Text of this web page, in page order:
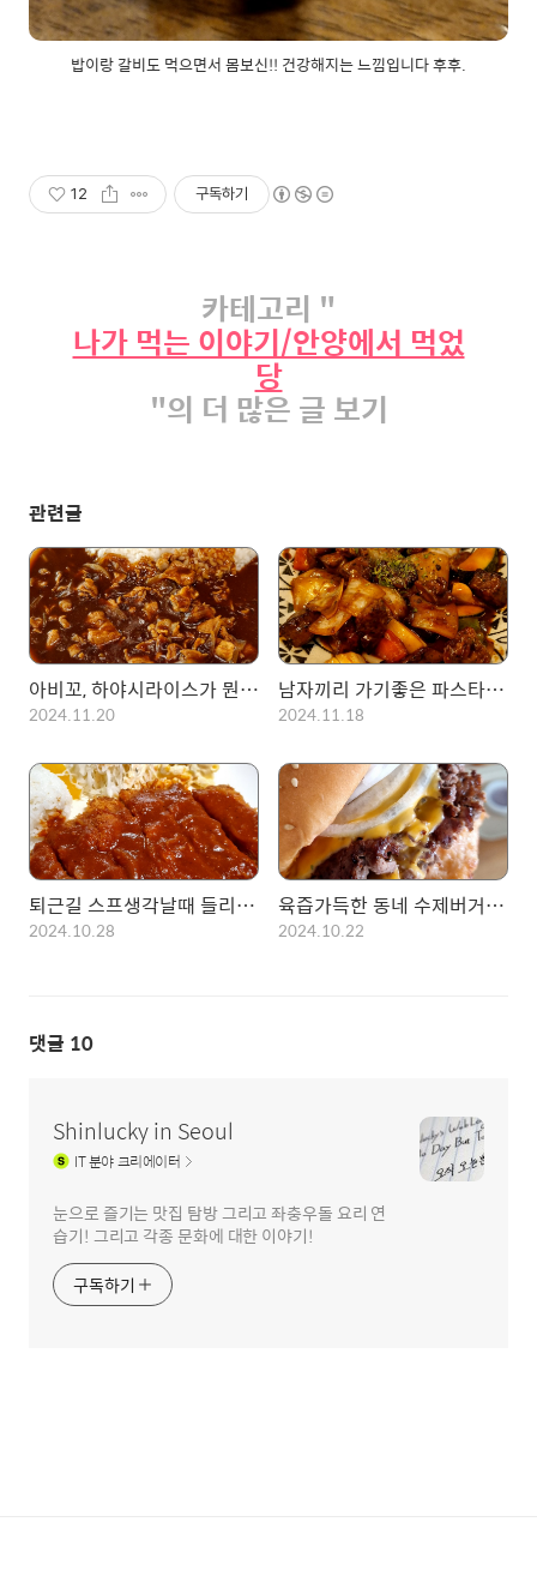
밥이랑 갈비도 먹으면서 몸보신!! 건강해지는 느낌입니다 후후.
12 구독하기
카테고리 "
나가 먹는 이야기/안양에서 먹었
당
"의 더 많은 글 보기
관련글
아비꼬, 하야시라이스가 뭔가 시켜보았다...
2024.11.20
남자끼리 가기좋은 파스타집! 롤링파스타 맥주마시고 왔습니다.
2024.11.18
퇴근길 스프생각날때 들리는 돈까스집 1988 돈까사
2024.10.28
육즙가득한 동네 수제버거 가게. 더플핀과 해시포테이토!
2024.10.22
댓글 10
Shinlucky in Seoul
IT분야 크리에이터
눈으로 즐기는 맛집 탐방 그리고 좌충우돌 요리 연
습기! 그리고 각종 문화에 대한 이야기!
구독하기